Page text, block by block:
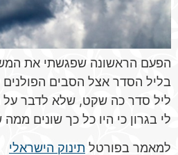
הפעם הראשונה שפגשתי את
בליל הסדר אצל הסבים הפולנים
ליל סדר כה שקט, שלא לדבר על
לי בגרון כי היו כל כך שונים
למאמר בפורטל תינוק הישראלי